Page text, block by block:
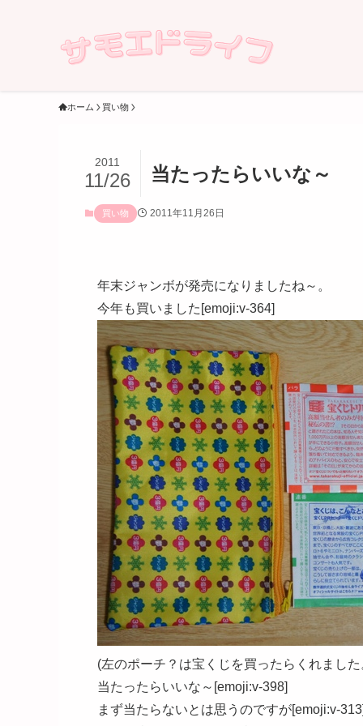
ホーム 買い物
当たったらいいな～
2011
11/26
買い物 2011年11月26日
年末ジャンボが発売になりましたね～。
今年も買いました[emoji:v-364]
(左のポーチ？は宝くじを買ったらくれました
当たったらいいな～[emoji:v-398]
まず当たらないとは思うのですが[emoji:v-